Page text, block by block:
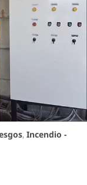
, Incendio -